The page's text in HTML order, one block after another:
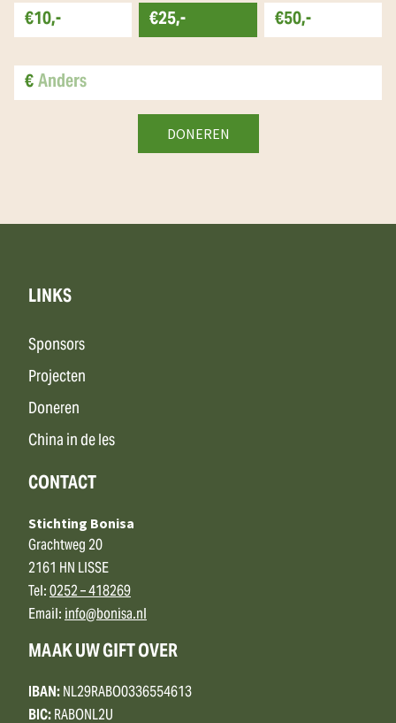
€10,- €25,-
€50,-
€
LINKS
Sponsors
Projecten
Doneren
China in de les
CONTACT
Stichting Bonisa
Grachtweg 20
2161 HN LISSE
Tel:0252 – 418269
Email:info@bonisa.nl
MAAK UW GIFT OVER
IBAN:NL29RABO0336554613
BIC:RABONL2U